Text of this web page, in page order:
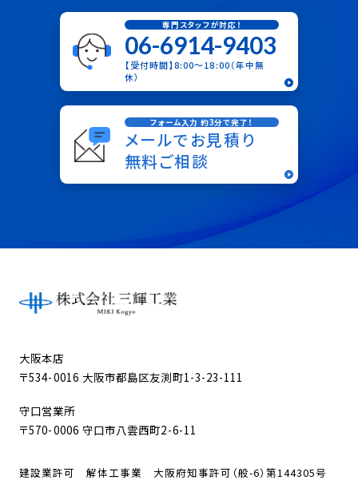
専門スタッフが対応！
06-6914-9403
【受付時間】8:00〜18:00（年中無
休）
フォーム入力 約3分で完了！
メールでお見積り
無料ご相談
大阪本店
〒534-0016 大阪市都島区友渕町1-3-23-111
守口営業所
〒570-0006 守口市八雲西町2-6-11
建設業許可 解体工事業 大阪府知事許可（般-6）第144305号